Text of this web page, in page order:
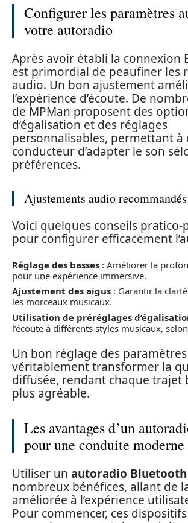
Configurer les paramètres
votre autoradio
Après avoir établi la connexion
est primordial de peaufiner les
audio. Un bon ajustement
l’expérience d’écoute. De
de MPMan proposent des
d’égalisation et des réglages
personnalisables, permettant à
conducteur d’adapter le son
préférences.
Ajustements audio recommandés
Voici quelques conseils
pour configurer efficacement
Réglage des basses : Améliorer la
pour une expérience immersive.
Ajustement des aigus : Garantir la
les morceaux musicaux.
Utilisation de préréglages
l’écoute à différents styles musicaux,
Un bon réglage des
véritablement transformer la
diffusée, rendant chaque trajet
plus agréable.
Les avantages d’un
pour une conduite moderne
Utiliser un autoradio Bluetooth
nombreux bénéfices, allant de
améliorée à l’expérience
Pour commencer, ces